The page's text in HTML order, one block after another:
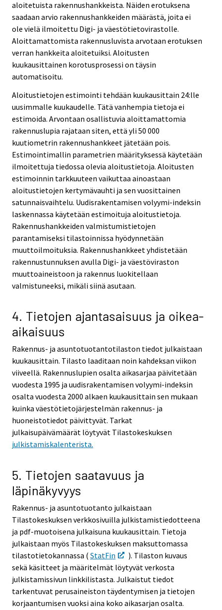
aloitetuista rakennushankkeista. Näiden erotuksena
saadaan arvio rakennushankkeiden määrästä, joita ei
ole vielä ilmoitettu Digi- ja väestötietovirastolle.
Aloittamattomista rakennusluvista arvotaan erotuksen
verran hankkeita aloitetuiksi. Aloitusten
kuukausittainen korotusprosessi on täysin
automatisoitu.
Aloitustietojen estimointi tehdään kuukausittain 24:lle
uusimmalle kuukaudelle. Tätä vanhempia tietoja ei
estimoida. Arvontaan osallistuvia aloittamattomia
rakennuslupia rajataan siten, että yli 50 000
kuutiometrin rakennushankkeet jätetään pois.
Estimointimallin parametrien määrityksessä käytetään
ilmoitettuja tiedossa olevia aloitustietoja. Aloitusten
estimoinnin tarkkuuteen vaikuttaa ainoastaan
aloitustietojen kertymävauhti ja sen vuosittainen
satunnaisvaihtelu. Uudisrakentamisen volyymi-indeksin
laskennassa käytetään estimoituja aloitustietoja.
Rakennushankkeiden valmistumistietojen
parantamiseksi tilastoinnissa hyödynnetään
muuttoilmoituksia. Rakennushankkeet yhdistetään
rakennustunnuksen avulla Digi- ja väestöviraston
muuttoaineistoon ja rakennus luokitellaan
valmistuneeksi, mikäli siinä asutaan.
4. Tietojen ajantasaisuus ja oikea-
aikaisuus
Rakennus- ja asuntotuotantotilaston tiedot julkaistaan
kuukausittain. Tilasto laaditaan noin kahdeksan viikon
viiveellä. Rakennuslupien osalta aikasarjaa päivitetään
vuodesta 1995 ja uudisrakentamisen volyymi-indeksin
osalta vuodesta 2000 alkaen kuukausittain sen mukaan
kuinka väestötietojärjestelmän rakennus- ja
huoneistotiedot päivittyvät. Tarkat
julkaisupäivämäärät löytyvät Tilastokeskuksen
julkistamiskalenterista.
5. Tietojen saatavuus ja
läpinäkyvyys
Rakennus- ja asuntotuotanto julkaistaan
Tilastokeskuksen verkkosivuilla julkistamistiedotteena
ja pdf-muotoisena julkaisuna kuukausittain. Tietoja
julkaistaan myös Tilastokeskuksen maksuttomassa
tilastotietokannassa ( StatFin
). Tilaston kuvaus
sekä käsitteet ja määritelmät löytyvät verkosta
julkistamissivun linkkilistasta. Julkaistut tiedot
tarkentuvat perusaineiston täydentymisen ja tietojen
korjaantumisen vuoksi aina koko aikasarjan osalta.